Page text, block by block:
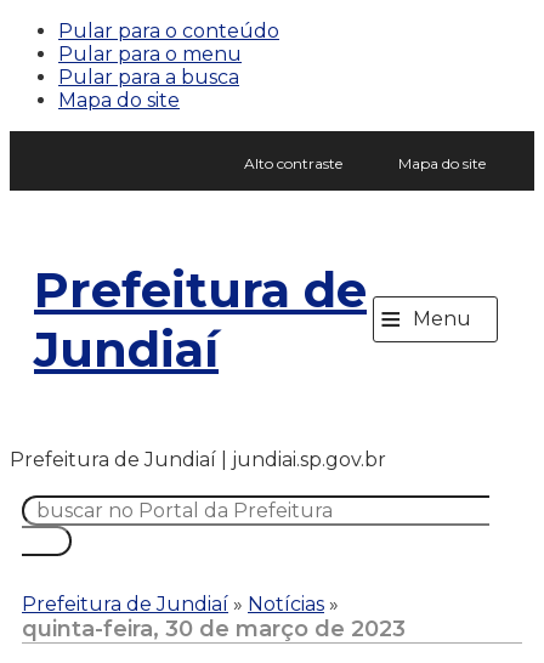
Pular para o conteúdo
Pular para o menu
Pular para a busca
Mapa do site
Alto contraste Mapa do site
Prefeitura de
Jundiaí
≡ Menu
Prefeitura de Jundiaí | jundiai.sp.gov.br
Prefeitura de Jundiaí » Notícias »
quinta-feira, 30 de março de 2023